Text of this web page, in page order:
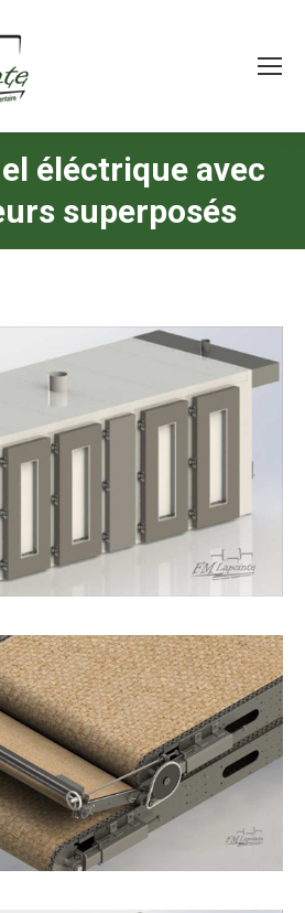
éléctrique avec
superposés